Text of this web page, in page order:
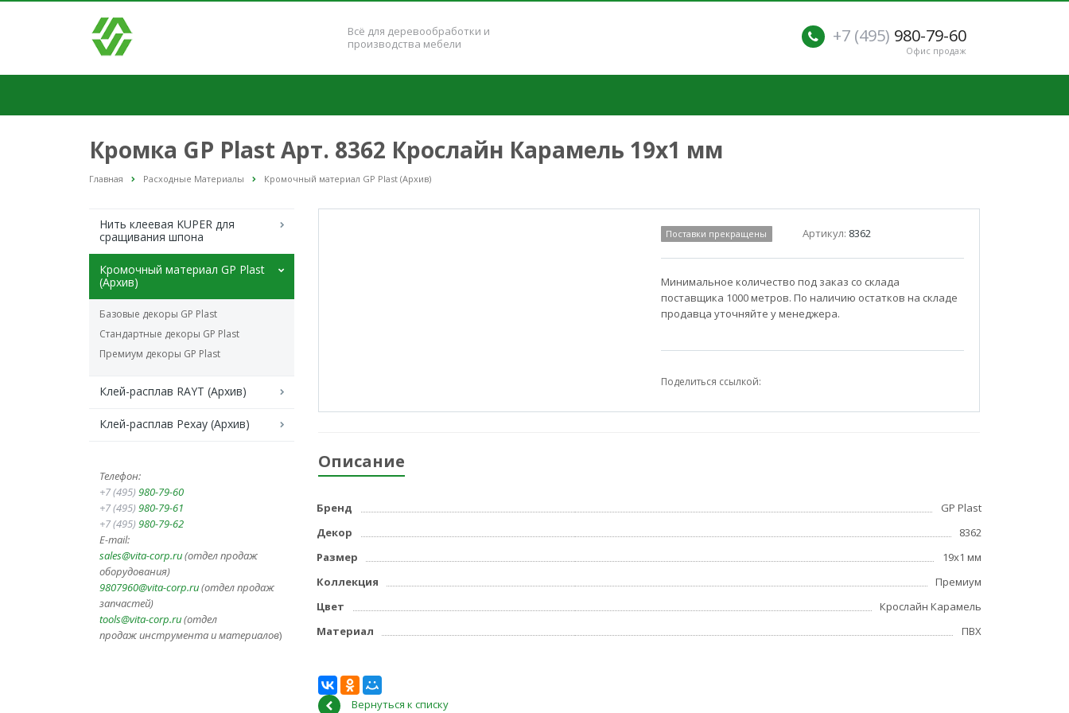
Всё для деревообработки и
производства мебели
+7 (495) 980-79-60
Офис продаж
Кромка GP Plast Арт. 8362 Крослайн Карамель 19x1 мм
Главная Расходные Материалы Кромочный материал GP Plast (Архив)
Нить клеевая KUPER для
сращивания шпона
Кромочный материал GP Plast
(Архив)
Базовые декоры GP Plast
Стандартные декоры GP Plast
Премиум декоры GP Plast
Клей-расплав RAYT (Архив)
Клей-расплав Рехау (Архив)
Телефон:
+7 (495) 980-79-60
+7 (495) 980-79-61
+7 (495) 980-79-62
E-mail:
sales@vita-corp.ru(отдел продаж
оборудования)
9807960@vita-corp.ru(отдел продаж
запчастей)
tools@vita-corp.ru(отдел
продаж инструмента иматериалов)
Поставки прекращены Артикул: 8362
Минимальное количество под заказ со склада
поставщика 1000 метров. По наличию остатков на складе
продавца уточняйте у менеджера.
Поделиться ссылкой:
Описание
Бренд
GP Plast
Декор
8362
Размер
19x1 мм
Коллекция
Премиум
Цвет
Крослайн Карамель
Материал
ПВХ
Вернуться к списку